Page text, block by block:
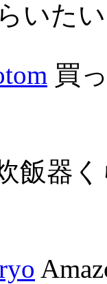
いた
買
飯器